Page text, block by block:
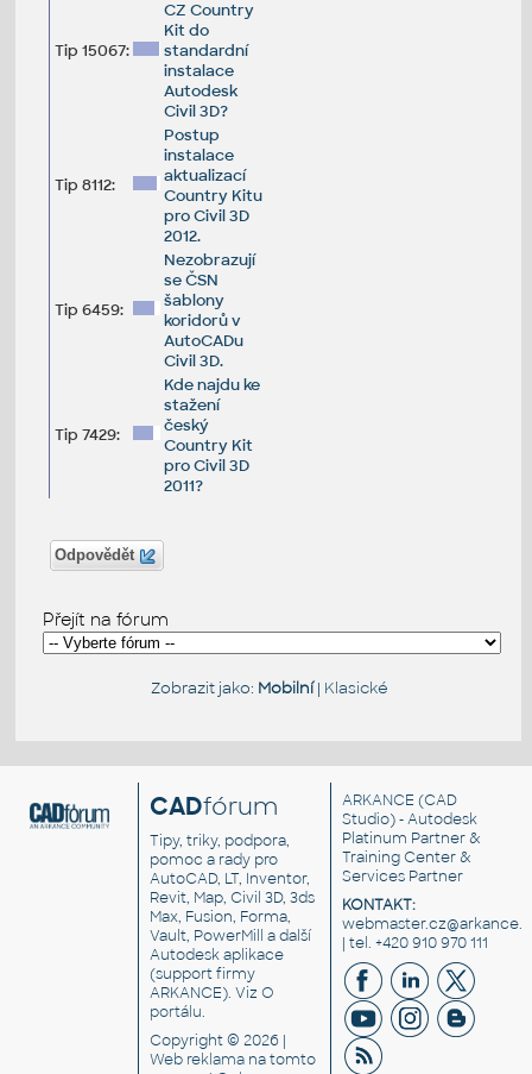
Tip 15067:
CZ Country
Kit do
standardní
instalace
Autodesk
Civil 3D?
Tip 8112:
Postup
instalace
aktualizací
Country Kitu
pro Civil 3D
2012.
Tip 6459:
Nezobrazují
se ČSN
šablony
koridorů v
AutoCADu
Civil 3D.
Tip 7429:
Kde najdu ke
stažení
český
Country Kit
pro Civil 3D
2011?
Odpovědět
Přejít na fórum
Zobrazit jako: Mobilní| Klasické
CADfórum
Tipy, triky, podpora,
pomoc a rady pro
AutoCAD, LT, Inventor,
Revit, Map, Civil 3D, 3ds
Max, Fusion, Forma,
Vault, PowerMill a další
Autodesk aplikace
(support firmy
ARKANCE). VizO
portálu.
Copyright © 2026 |
Web reklama na tomto
ARKANCE (CAD
Studio) - Autodesk
Platinum Partner &
Training Center &
Services Partner
KONTAKT:
| tel. +420 910 970 111